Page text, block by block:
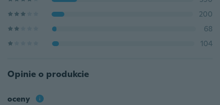
200
68
104
Opinie o produkcie
oceny